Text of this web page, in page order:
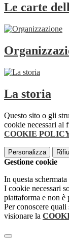
Le carte
La storia
Questo sito o gli
cookie necessari al
COOKIE
Personalizza
Gestione cookie
In questa
I cookie necessari
piattaforma e non è
Per conoscere
visionare la